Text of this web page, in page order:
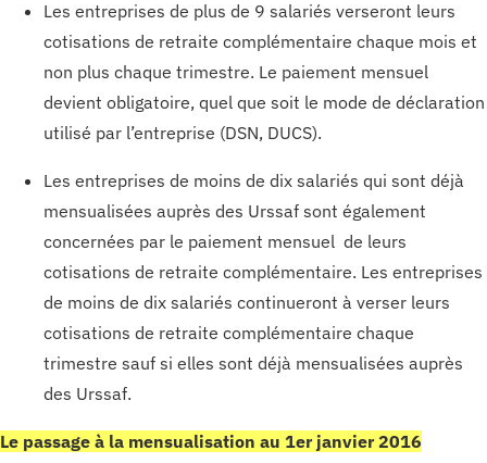
Les entreprises de plus de 9 salariés verseront leurs
cotisations de retraite complémentaire chaque mois et
non plus chaque trimestre. Le paiement mensuel
devient obligatoire, quel que soit le mode de déclaration
utilisé par l’entreprise (DSN, DUCS).
Les entreprises de moins de dix salariés qui sont déjà
mensualisées auprès des Urssaf sont également
concernées par le paiement mensuel de leurs
cotisations de retraite complémentaire. Les entreprises
de moins de dix salariés continueront à verser leurs
cotisations de retraite complémentaire chaque
trimestre sauf si elles sont déjà mensualisées auprès
des Urssaf.
Le passage à la mensualisation au 1er janvier 2016